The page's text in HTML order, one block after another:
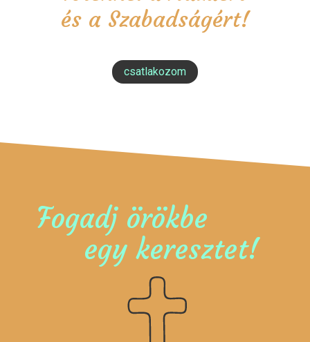
és a Szabadságért!
csatlakozom
Fogadj örökbe
egy keresztet!